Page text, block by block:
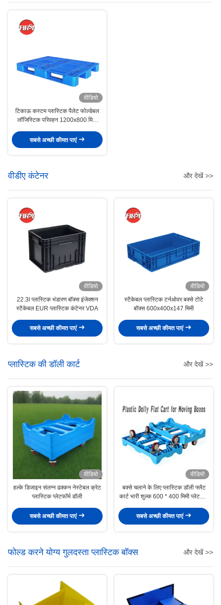
वीडियो
टिकाऊ कस्टम प्लास्टिक पैलेट फोल्डेबल
लॉजिस्टिक परिवहन 1200x800 मिमी
सबसे अच्छी कीमत पाएं
वीडीए कंटेनर और देखें >>
वीडियो
22.3l प्लास्टिक भंडारण बॉक्स इंजेक्शन
स्टैकेबल EUR प्लास्टिक कंटेनर VDA
सबसे अच्छी कीमत पाएं
वीडियो
स्टैकेबल प्लास्टिक टर्नओवर बक्से टोटे
बॉक्स 600x400x147 मिमी
सबसे अच्छी कीमत पाएं
प्लास्टिक की डॉली कार्ट और देखें >>
वीडियो
हल्के डिजाइन संलग्न ढक्कन नेस्टेबल क्रेट
प्लास्टिक प्लेटफॉर्म डॉली
सबसे अच्छी कीमत पाएं
वीडियो
बक्से चलाने के लिए प्लास्टिक डॉली फ्लैट
कार्ट भारी शुल्क 600 * 400 मिमी प्लेटफार्म
सबसे अच्छी कीमत पाएं
फोल्ड करने योग्य गुलदस्ता प्लास्टिक बॉक्स और देखें >>